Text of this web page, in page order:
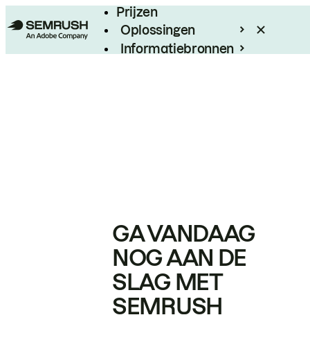
Prijzen
Oplossingen
Informatiebronnen
GA VANDAAG
NOG AAN DE
SLAG MET
SEMRUSH